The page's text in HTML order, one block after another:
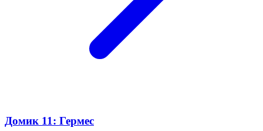
Домик 11: Гермес